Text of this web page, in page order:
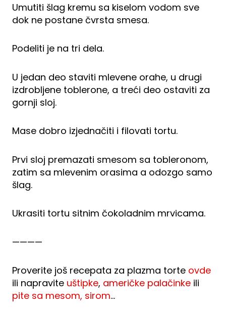
Umutiti šlag kremu sa kiselom vodom sve
dok ne postane čvrsta smesa.
Podeliti je na tri dela.
U jedan deo staviti mlevene orahe, u drugi
izdrobljene toblerone, a treći deo ostaviti za
gornji sloj.
Mase dobro izjednačiti i filovati tortu.
Prvi sloj premazati smesom sa tobleronom,
zatim sa mlevenim orasima a odozgo samo
šlag.
Ukrasiti tortu sitnim čokoladnim mrvicama.
————
Proverite još recepata za plazma torte ovde
ili napravite uštipke, američke palačinke ili
pite sa mesom, sirom…